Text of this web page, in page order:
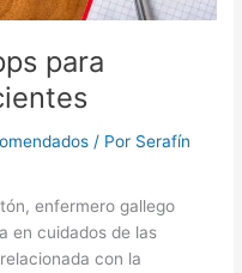
para
/ Por Serafín
enfermero gallego
en cuidados de las
con la